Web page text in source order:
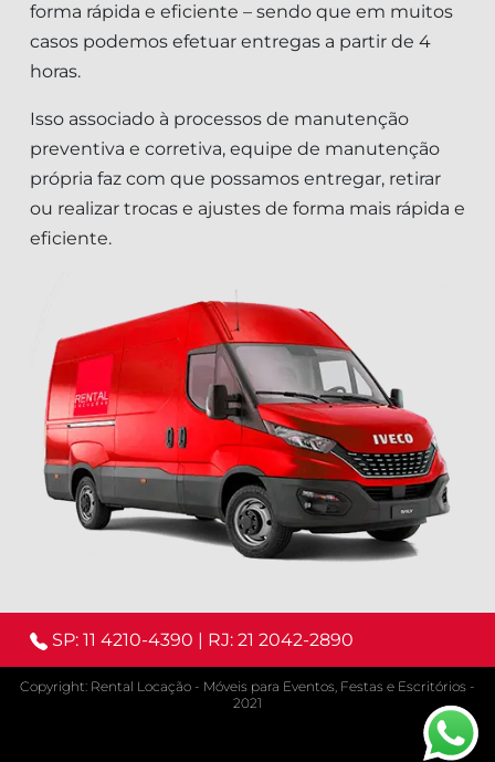
forma rápida e eficiente – sendo que em muitos
casos podemos efetuar entregas a partir de 4
horas.
Isso associado à processos de manutenção
preventiva e corretiva, equipe de manutenção
própria faz com que possamos entregar, retirar
ou realizar trocas e ajustes de forma mais rápida e
eficiente.
SP: 11 4210-4390 | RJ: 21 2042-2890
Copyright: Rental Locação - Móveis para Eventos, Festas e Escritórios -
2021